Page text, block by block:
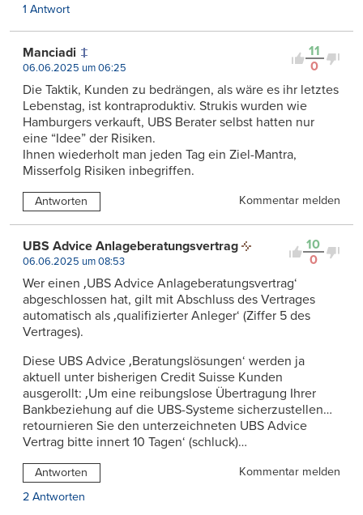
1 Antwort
11
0
Manciadi
06.06.2025 um 06:25
Die Taktik, Kunden zu bedrängen, als wäre es ihr letztes
Lebenstag, ist kontraproduktiv. Strukis wurden wie
Hamburgers verkauft, UBS Berater selbst hatten nur
eine “Idee” der Risiken.
Ihnen wiederholt man jeden Tag ein Ziel-Mantra,
Misserfolg Risiken inbegriffen.
Antworten Kommentar melden
10
0
UBS Advice Anlageberatungsvertrag
06.06.2025 um 08:53
Wer einen ‚UBS Advice Anlageberatungsvertrag‘
abgeschlossen hat, gilt mit Abschluss des Vertrages
automatisch als ‚qualifizierter Anleger‘ (Ziffer 5 des
Vertrages).
Diese UBS Advice ‚Beratungslösungen‘ werden ja
aktuell unter bisherigen Credit Suisse Kunden
ausgerollt: ‚Um eine reibungslose Übertragung Ihrer
Bankbeziehung auf die UBS-Systeme sicherzustellen…
retournieren Sie den unterzeichneten UBS Advice
Vertrag bitte innert 10 Tagen‘ (schluck)…
Antworten
Kommentar melden
2 Antworten